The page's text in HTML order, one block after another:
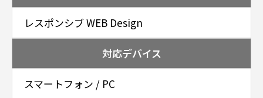
レスポンシブ WEB Design
対応デバイス
スマートフォン / PC